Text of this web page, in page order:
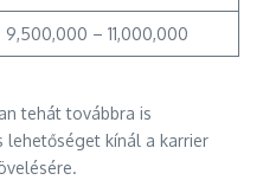
9,500,000 – 11,000,000
tehát továbbra is
lehetőséget kínál a karrier